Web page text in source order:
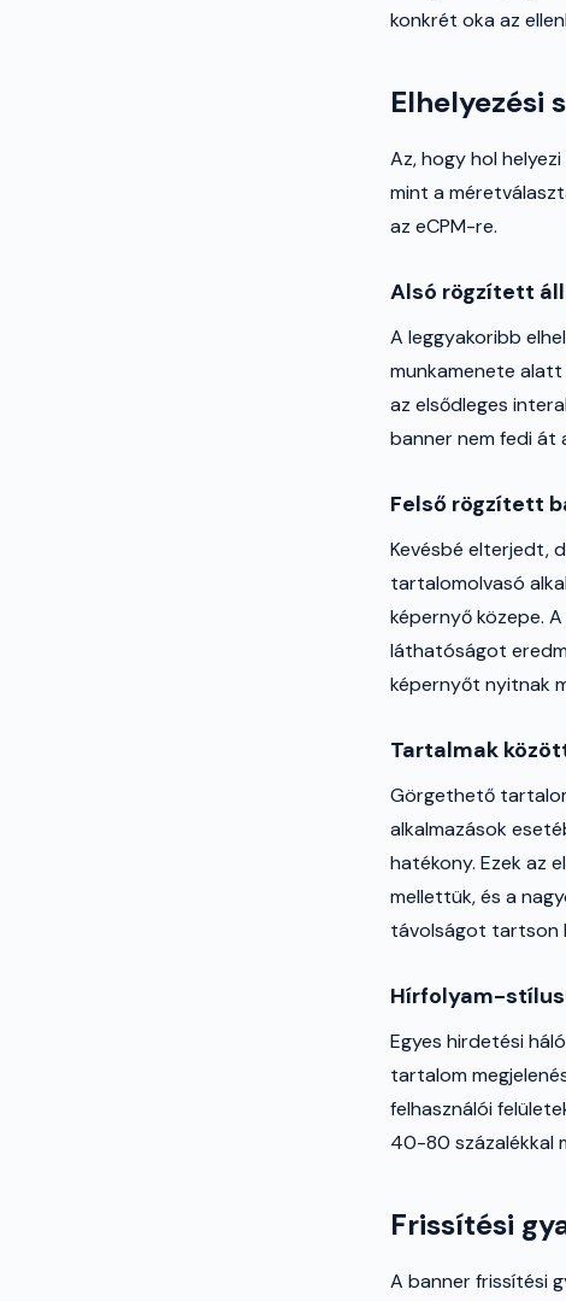
konkrét oka az
Elhelyezési
Az, hogy hol
mint a
az eCPM-re.
Alsó rögzített
A leggyakoribb
munkamenete
az elsődleges
banner nem fedi át
Felső rögzített
Kevésbé elterjedt,
tartalomolvasó
képernyő közepe.
láthatóságot
képernyőt nyitnak
Tartalmak
Görgethető
alkalmazások
hatékony. Ezek az
mellettük, és a
távolságot tartson
Hírfolyam-
Egyes hirdetési
tartalom
felhasználói
40-80 százalékkal
Frissítési
A banner frissítési